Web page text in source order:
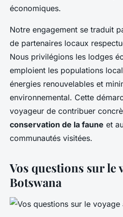
économiques.
Notre engagement se traduit
de partenaires locaux
Nous privilégions les lodges
emploient les populations
énergies renouvelables et
environnemental. Cette
voyageur de contribuer
conservation de la faune et
communautés visitées.
Vos questions sur le
Botswana